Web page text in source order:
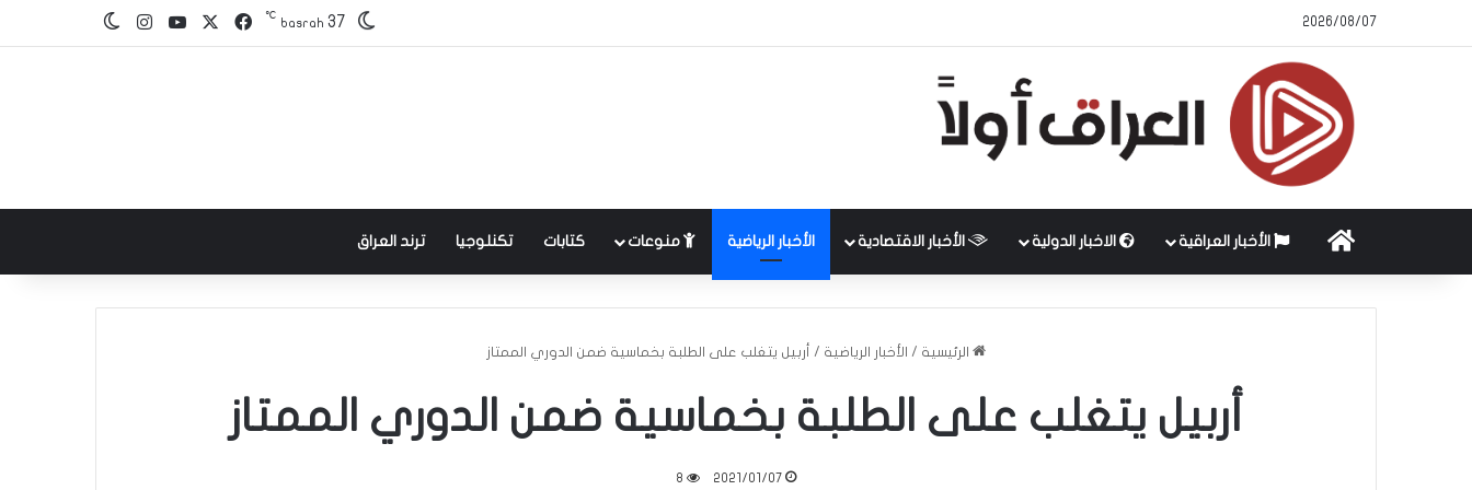
2026/08/07
basrah 37
℃ فيسبوك‫YouTube
انستقرامالوضع المظلم
الرئيسية الأخبار العراقية الاخبار الدولية الأخبار الاقتصادية الأخبار الرياضية منوعات كتابات تكنلوجيا ترند العراق
الرئيسية / الأخبار الرياضية / أربيل يتغلب على الطلبة بخماسية ضمن الدوري الممتاز
أربيل يتغلب على الطلبة بخماسية ضمن الدوري الممتاز
2021/01/07
8